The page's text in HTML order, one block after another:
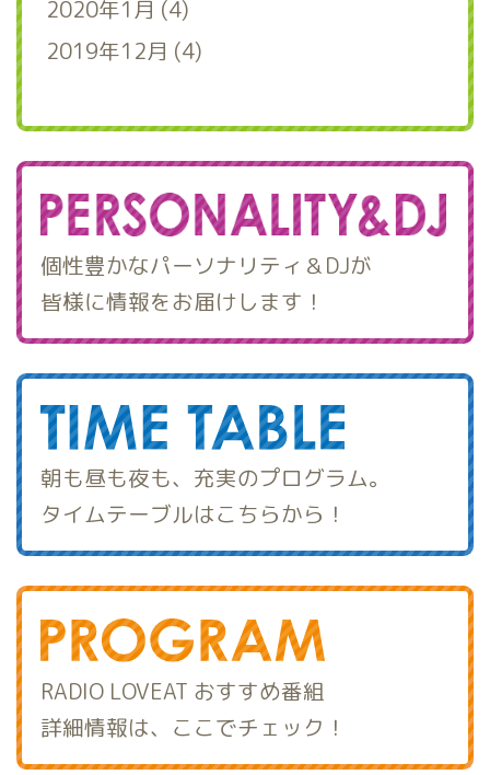
2020年1月 (4)
2019年12月 (4)
個性豊かなパーソナリティ＆DJが
皆様に情報をお届けします！
朝も昼も夜も、充実のプログラム。
タイムテーブルはこちらから！
RADIO LOVEAT おすすめ番組
詳細情報は、ここでチェック！